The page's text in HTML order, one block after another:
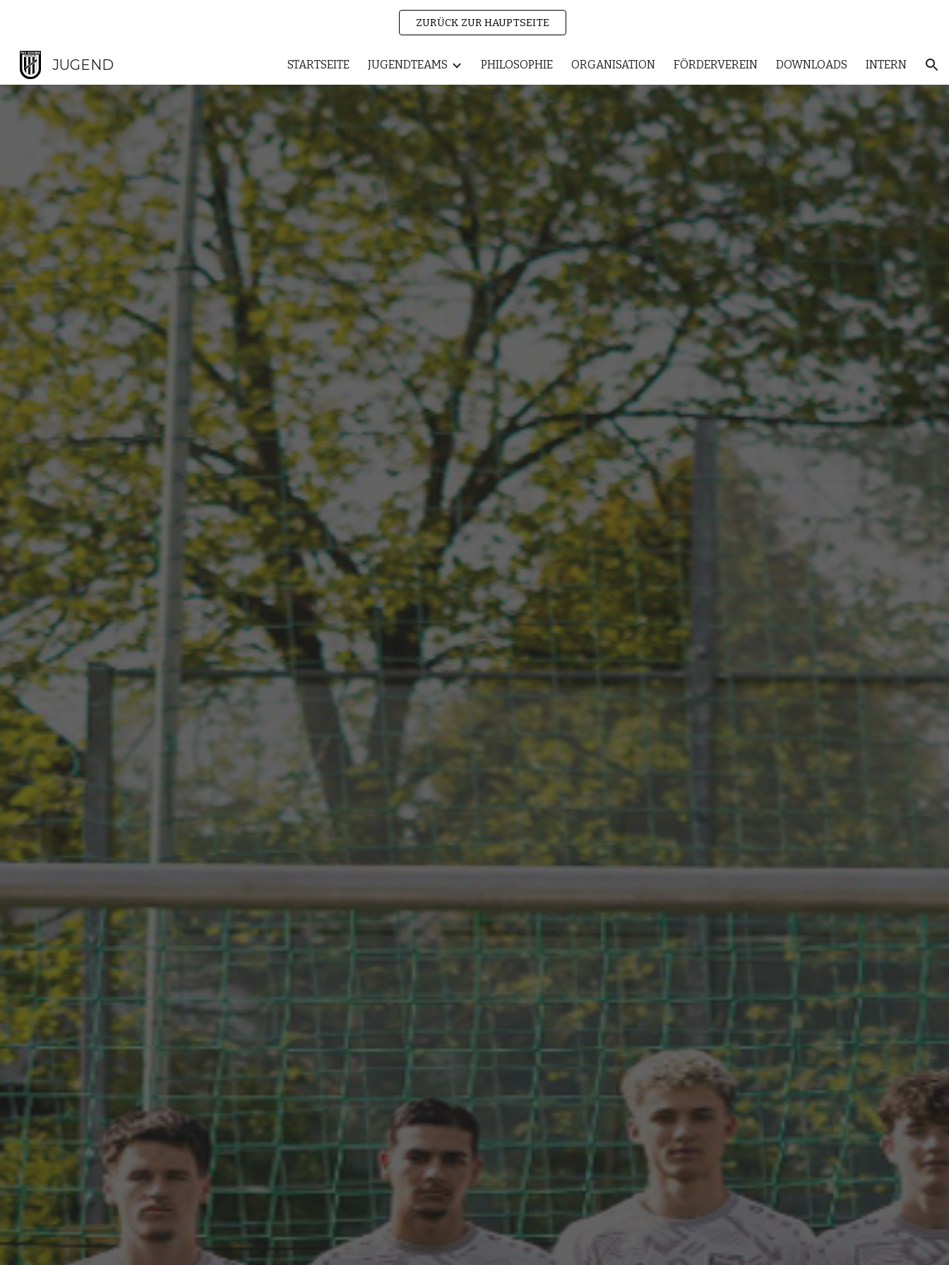
ZURÜCK ZUR HAUPTSEITE
JUGEND STARTSEITE JUGENDTEAMS PHILOSOPHIE ORGANISATION FÖRDERVEREIN DOWNLOADS INTERN